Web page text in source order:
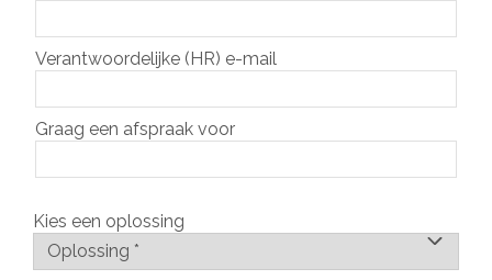
Verantwoordelijke (HR) e-mail
Graag een afspraak voor
Kies een oplossing